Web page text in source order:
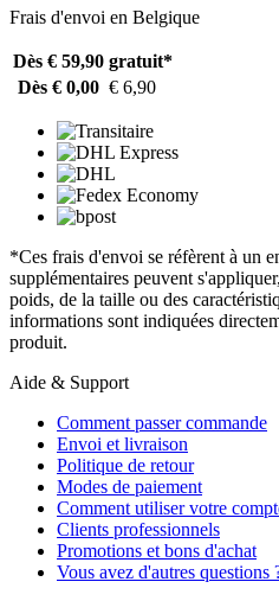
Frais d'envoi en Belgique
Dès € 59,90 gratuit*
Dès € 0,00 € 6,90
*Ces frais d'envoi se réfèrent à un
supplémentaires peuvent
poids, de la taille ou des
informations sont indiquées
produit.
Aide & Support
Comment passer commande
Envoi et livraison
Politique de retour
Modes de paiement
Comment utiliser votre
Clients professionnels
Promotions et bons d'achat
Vous avez d'autres questions